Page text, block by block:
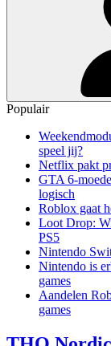
Populair
speel jij?
Netflix pakt
GTA 6-
logisch
Roblox gaat
Loot Drop:
PS5
Nintendo
Nintendo is
games
Aandelen
games